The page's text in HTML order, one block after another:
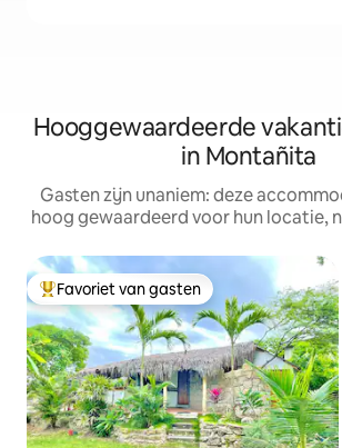
Hooggewaardeerde
in Montañita
Gasten zijn unaniem: deze
hoog gewaardeerd voor hun locatie,
Topfavoriet van gasten
Favoriet van gasten